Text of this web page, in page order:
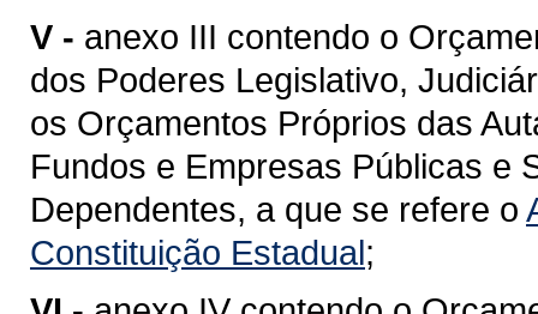
V - anexo III contendo o
dos Poderes Legislativo,
os Orçamentos Próprios das
Fundos e Empresas Públicas e
Dependentes, a que se refere o
Constituição Estadual;